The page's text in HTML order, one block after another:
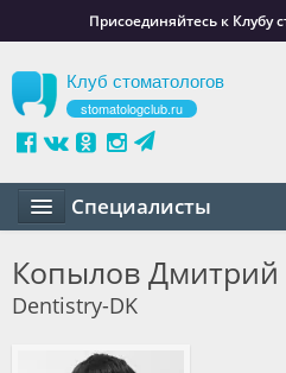
Присоединяйтесь к Клубу
Клуб стоматологов
stomatologclub.ru
Специалисты
Маркет
Обучение
Копылов
Dentistry-DK